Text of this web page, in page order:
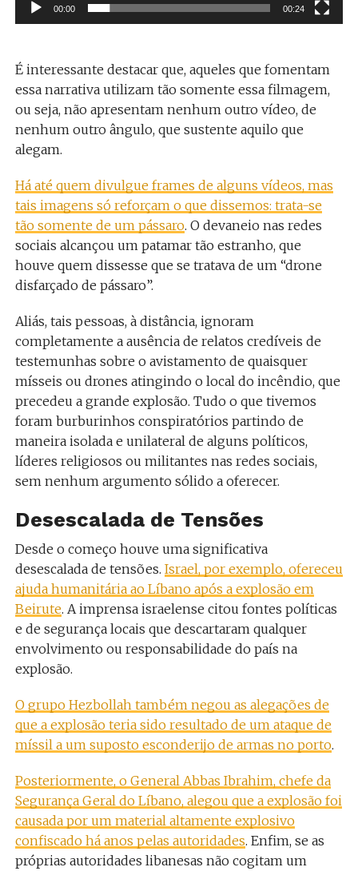
00:00 00:24
É interessante destacar que, aqueles que fomentam
essa narrativa utilizam tão somente essa filmagem,
ou seja, não apresentam nenhum outro vídeo, de
nenhum outro ângulo, que sustente aquilo que
alegam.
Há até quem divulgue frames de alguns vídeos, mas
tais imagens só reforçam o que dissemos: trata-se
tão somente de um pássaro. O devaneio nas redes
sociais alcançou um patamar tão estranho, que
houve quem dissesse que se tratava de um “drone
disfarçado de pássaro”.
Aliás, tais pessoas, à distância, ignoram
completamente a ausência de relatos credíveis de
testemunhas sobre o avistamento de quaisquer
mísseis ou drones atingindo o local do incêndio, que
precedeu a grande explosão. Tudo o que tivemos
foram burburinhos conspiratórios partindo de
maneira isolada e unilateral de alguns políticos,
líderes religiosos ou militantes nas redes sociais,
sem nenhum argumento sólido a oferecer.
Desescalada de Tensões
Desde o começo houve uma significativa
desescalada de tensões. Israel, por exemplo, ofereceu
ajuda humanitária ao Líbano após a explosão em
Beirute. A imprensa israelense citou fontes políticas
e de segurança locais que descartaram qualquer
envolvimento ou responsabilidade do país na
explosão.
O grupo Hezbollah também negou as alegações de
que a explosão teria sido resultado de um ataque de
míssil a um suposto esconderijo de armas no porto.
Posteriormente, o General Abbas Ibrahim, chefe da
Segurança Geral do Líbano, alegou que a explosão foi
causada por um material altamente explosivo
confiscado há anos pelas autoridades. Enfim, se as
próprias autoridades libanesas não cogitam um